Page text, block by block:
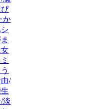
か
/
淡